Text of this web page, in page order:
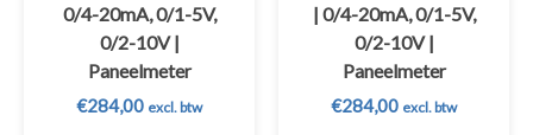
0/4-20mA, 0/1-5V,
0/2-10V |
Paneelmeter
€284,00 excl. btw
| 0/4-20mA, 0/1-5V,
0/2-10V |
Paneelmeter
€284,00 excl. btw